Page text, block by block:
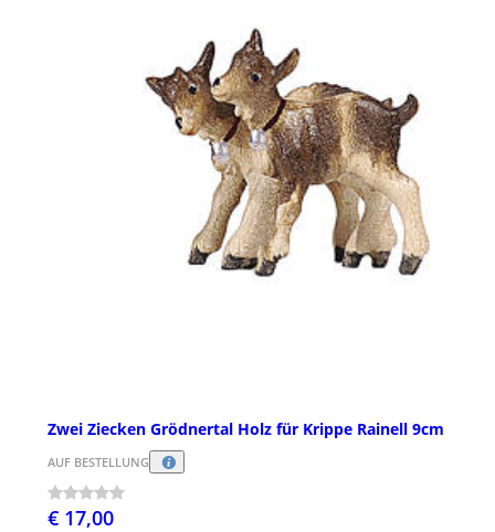
Zwei Ziecken Grödnertal Holz für Krippe Rainell 9cm
AUF BESTELLUNG
€ 17,00